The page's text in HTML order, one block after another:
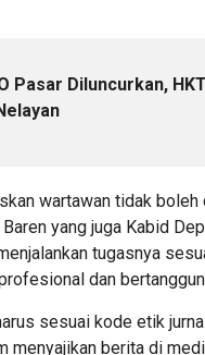
Pasar Diluncurkan,
wartawan tidak boleh
yang juga Kabid
tugasnya
dan
sesuai kode etik
menyajikan berita di